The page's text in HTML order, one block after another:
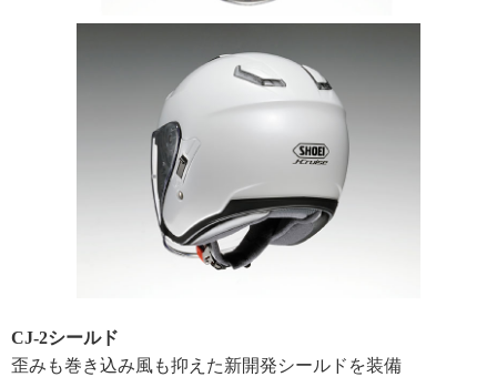
CJ-2シールド
歪みも巻き込み風も抑えた新開発シールドを装備